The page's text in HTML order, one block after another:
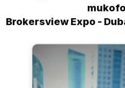
Brokersview Expo -